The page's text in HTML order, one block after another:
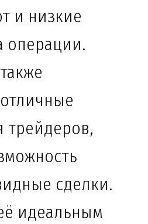
и низкие
операции.
трейдеров,
сделки.
идеальным